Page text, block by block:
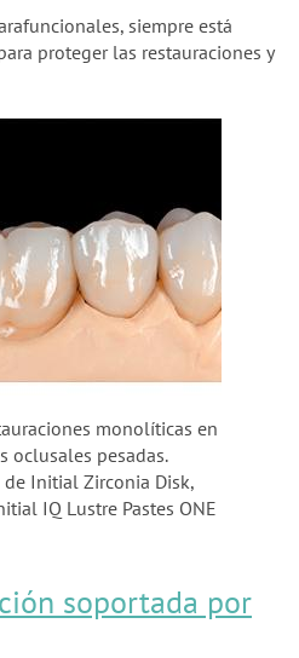
siempre está
proteger las restauraciones y
monolíticas en
oclusales pesadas.
Initial Zirconia Disk,
IQ Lustre Pastes ONE
soportada por